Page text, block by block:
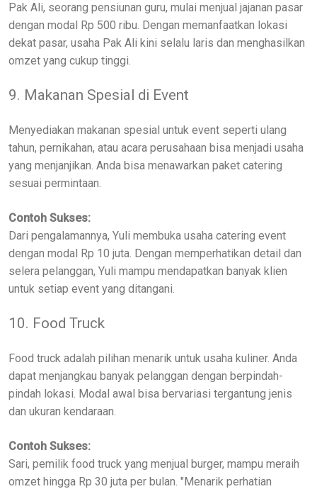
Pak Ali, seorang pensiunan guru, mulai menjual jajanan pasar
dengan modal Rp 500 ribu. Dengan memanfaatkan lokasi
dekat pasar, usaha Pak Ali kini selalu laris dan menghasilkan
omzet yang cukup tinggi.
9. Makanan Spesial di Event
Menyediakan makanan spesial untuk event seperti ulang
tahun, pernikahan, atau acara perusahaan bisa menjadi usaha
yang menjanjikan. Anda bisa menawarkan paket catering
sesuai permintaan.
Contoh Sukses:
Dari pengalamannya, Yuli membuka usaha catering event
dengan modal Rp 10 juta. Dengan memperhatikan detail dan
selera pelanggan, Yuli mampu mendapatkan banyak klien
untuk setiap event yang ditangani.
10. Food Truck
Food truck adalah pilihan menarik untuk usaha kuliner. Anda
dapat menjangkau banyak pelanggan dengan berpindah-
pindah lokasi. Modal awal bisa bervariasi tergantung jenis
dan ukuran kendaraan.
Contoh Sukses:
Sari, pemilik food truck yang menjual burger, mampu meraih
omzet hingga Rp 30 juta per bulan. "Menarik perhatian